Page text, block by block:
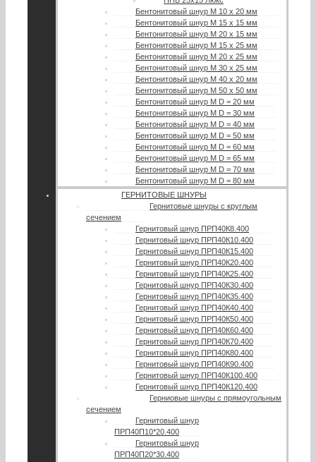
Бентонитовый шнур М 10 х 20 мм
Бентонитовый шнур М 15 х 15 мм
Бентонитовый шнур М 20 х 15 мм
Бентонитовый шнур М 15 х 25 мм
Бентонитовый шнур М 20 х 25 мм
Бентонитовый шнур М 30 х 25 мм
Бентонитовый шнур М 40 х 20 мм
Бентонитовый шнур М 50 х 50 мм
Бентонитовый шнур М D = 20 мм
Бентонитовый шнур М D = 30 мм
Бентонитовый шнур М D = 40 мм
Бентонитовый шнур М D = 50 мм
Бентонитовый шнур М D = 60 мм
Бентонитовый шнур М D = 65 мм
Бентонитовый шнур М D = 70 мм
Бентонитовый шнур М D = 80 мм
ГЕРНИТОВЫЕ ШНУРЫ
Гернитовые шнуры с круглым
сечением
Гернитовый шнур ПРП40К8.400
Гернитовый шнур ПРП40К10.400
Гернитовый шнур ПРП40К15.400
Гернитовый шнур ПРП40К20.400
Гернитовый шнур ПРП40К25.400
Гернитовый шнур ПРП40К30.400
Гернитовый шнур ПРП40К35.400
Гернитовый шнур ПРП40К40.400
Гернитовый шнур ПРП40К50.400
Гернитовый шнур ПРП40К60.400
Гернитовый шнур ПРП40К70.400
Гернитовый шнур ПРП40К80.400
Гернитовый шнур ПРП40К90.400
Гернитовый шнур ПРП40К100.400
Гернитовый шнур ПРП40К120.400
Герниовые шнуры с прямоугольным
сечением
Гернитовый шнур
ПРП40П10*20.400
Гернитовый шнур
ПРП40П20*30.400